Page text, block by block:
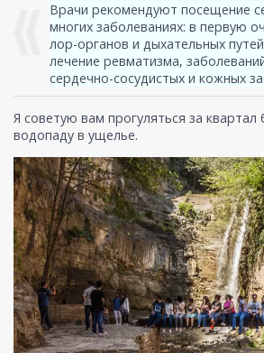
Врачи рекомендуют посещение
многих заболеваниях: в первую
лор-органов и дыхательных
лечение ревматизма,
сердечно-сосудистых и кожных
Я советую вам прогуляться за
водопаду в ущелье.